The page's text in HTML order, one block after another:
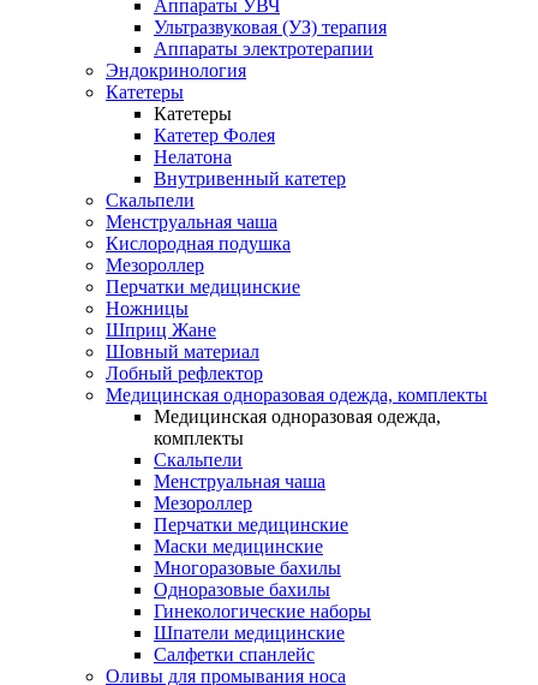
Аппараты УВЧ
Ультразвуковая (УЗ) терапия
Аппараты электротерапии
Эндокринология
Катетеры
Катетеры
Катетер Фолея
Нелатона
Внутривенный катетер
Скальпели
Менструальная чаша
Кислородная подушка
Мезороллер
Перчатки медицинские
Ножницы
Шприц Жане
Шовный материал
Лобный рефлектор
Медицинская одноразовая одежда, комплекты
Медицинская одноразовая одежда,
комплекты
Скальпели
Менструальная чаша
Мезороллер
Перчатки медицинские
Маски медицинские
Многоразовые бахилы
Одноразовые бахилы
Гинекологические наборы
Шпатели медицинские
Салфетки спанлейс
Оливы для промывания носа